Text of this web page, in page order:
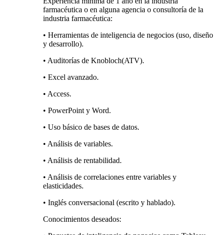
farmacéutica o en alguna agencia o consultoría de la
industria farmacéutica:
• Herramientas de inteligencia de negocios (uso, diseño
y desarrollo).
• Auditorías de Knobloch(ATV).
• Excel avanzado.
• Access.
• PowerPoint y Word.
• Uso básico de bases de datos.
• Análisis de variables.
• Análisis de rentabilidad.
• Análisis de correlaciones entre variables y
elasticidades.
• Inglés conversacional (escrito y hablado).
Conocimientos deseados: